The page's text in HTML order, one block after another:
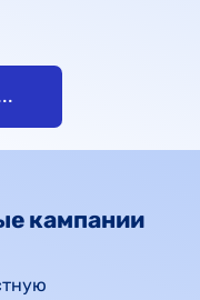
кампании